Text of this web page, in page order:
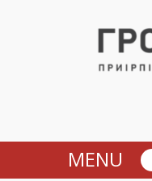
MENU